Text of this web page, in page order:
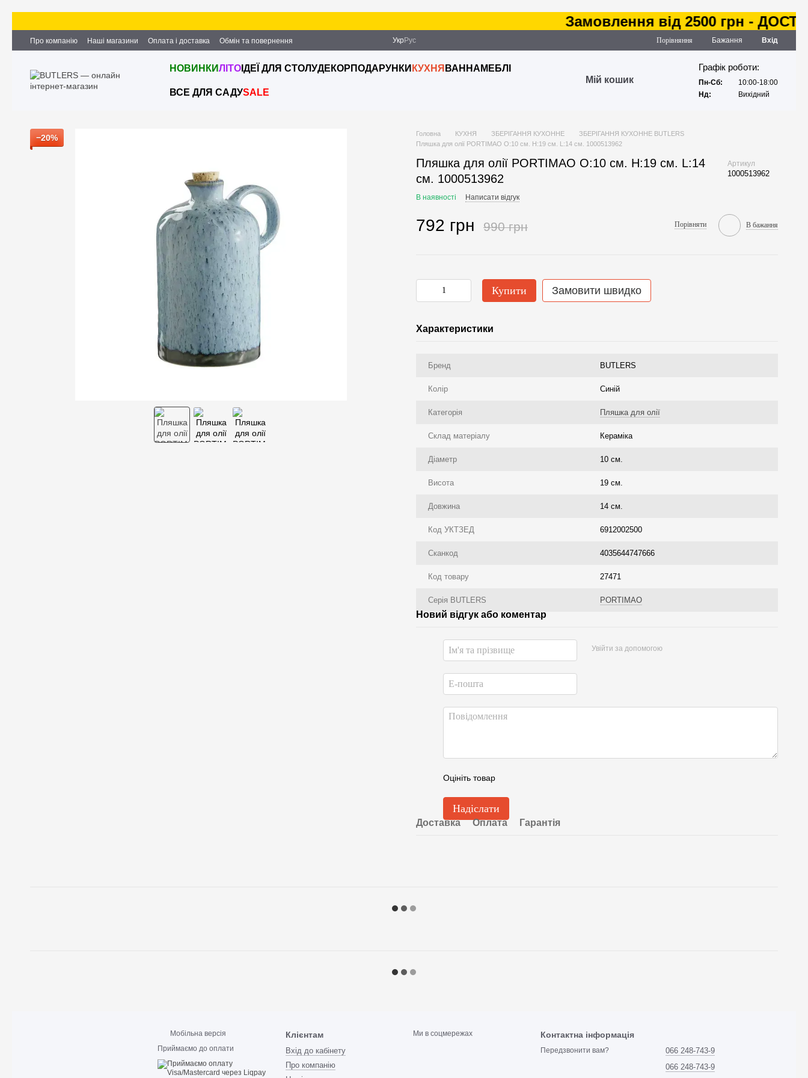
Замовлення від 2500 грн -
Про компанію Наші магазини Оплата і доставка
Обмін та повернення
Партнерство та співпраця
Вакансії Контактна інформація
Укр Рус Порівняння Бажання Вхід
НОВИНКИЛІТО ІДЕЇ ДЛЯ СТОЛУДЕКОР ПОДАРУНКИ КУХНЯ ВАННА МЕБЛІ
ВСЕ ДЛЯ САДУSALE
Мій кошик
Графік роботи:
Пн-Сб:
10:00-18:00
Нд:
Вихідний
−20% Головна КУХНЯ ЗБЕРІГАННЯ КУХОННЕ
ЗБЕРІГАННЯ КУХОННЕ BUTLERS
Пляшка для олії PORTIMAO O:10 см. H:19 см. L:14 см. 1000513962
Пляшка для олії PORTIMAO O:10 см. H:19 см. L:14
см. 1000513962
Артикул
1000513962
В наявності Написати відгук
792 грн 990 грн Порівняти В бажання
Купити Замовити швидко
Характеристики
Бренд BUTLERS
Колір Синій
Категорія Пляшка для олії
Склад матеріалу Кераміка
Діаметр 10 см.
Висота 19 см.
Довжина 14 см.
Код УКТЗЕД 6912002500
Сканкод 4035644747666
Код товару 27471
Серія BUTLERS PORTIMAO
Новий відгук або коментар
Увійти за допомогою
Оцініть товар
Надіслати
Доставка Оплата Гарантія
Мобільна версія
Приймаємо до оплати
Клієнтам
Вхід до кабінету
Про компанію
Ми в соцмережах Контактна інформація
Передзвонити вам?
066 248-743-9
066 248-743-9